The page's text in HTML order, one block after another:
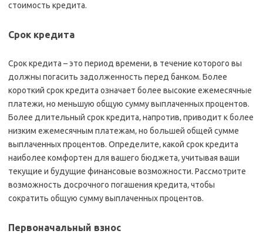
стоимость кредита.
Срок кредита
Срок кредита – это период времени‚ в течение которого вы
должны погасить задолженность перед банком. Более
короткий срок кредита означает более высокие ежемесячные
платежи‚ но меньшую общую сумму выплаченных процентов.
Более длительный срок кредита‚ напротив‚ приводит к более
низким ежемесячным платежам‚ но большей общей сумме
выплаченных процентов. Определите‚ какой срок кредита
наиболее комфортен для вашего бюджета‚ учитывая ваши
текущие и будущие финансовые возможности. Рассмотрите
возможность досрочного погашения кредита‚ чтобы
сократить общую сумму выплаченных процентов.
Первоначальный взнос